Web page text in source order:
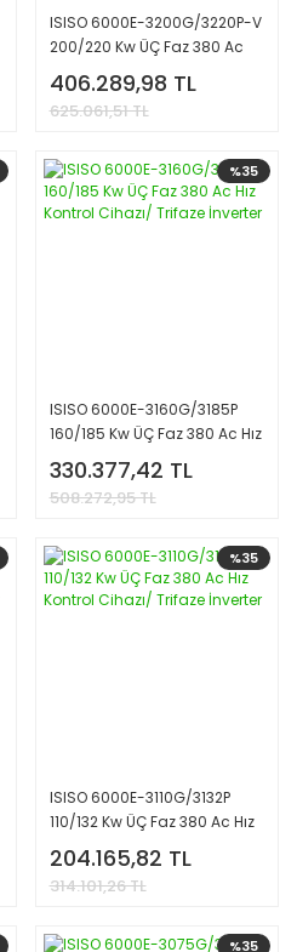
ISISO 6000E-3200G/3220P-V
200/220 Kw ÜÇ Faz 380 Ac
Hız Kontrol Cihazı/ Trifaze
İnverter
406.289,98 TL
625.061,51 TL
%35
ISISO 6000E-3160G/3185P
160/185 Kw ÜÇ Faz 380 Ac Hız
Kontrol Cihazı/ Trifaze
İnverter
330.377,42 TL
508.272,95 TL
%35
ISISO 6000E-3110G/3132P
110/132 Kw ÜÇ Faz 380 Ac Hız
Kontrol Cihazı/ Trifaze
İnverter
204.165,82 TL
314.101,26 TL
%35